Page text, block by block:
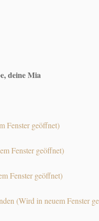
deine Mia
Fenster geöffnet)
Fenster geöffnet)
Fenster geöffnet)
(Wird in neuem Fenster